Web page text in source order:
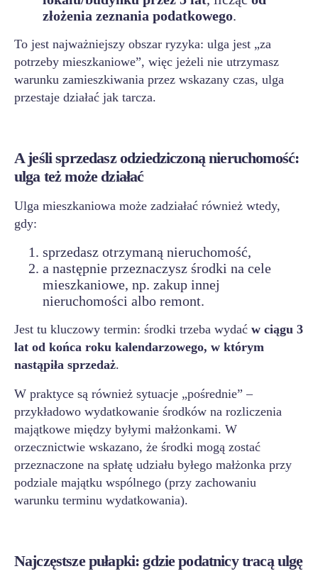
złożenia zeznania podatkowego.
To jest najważniejszy obszar ryzyka: ulga jest „za
potrzeby mieszkaniowe”, więc jeżeli nie utrzymasz
warunku zamieszkiwania przez wskazany czas, ulga
przestaje działać jak tarcza.
A jeśli sprzedasz odziedziczoną nieruchomość:
ulga też może działać
Ulga mieszkaniowa może zadziałać również wtedy,
gdy:
sprzedasz otrzymaną nieruchomość,
a następnie przeznaczysz środki na cele
mieszkaniowe, np. zakup innej
nieruchomości albo remont.
Jest tu kluczowy termin: środki trzeba wydać w ciągu 3
lat od końca roku kalendarzowego, w którym
nastąpiła sprzedaż.
W praktyce są również sytuacje „pośrednie” –
przykładowo wydatkowanie środków na rozliczenia
majątkowe między byłymi małżonkami. W
orzecznictwie wskazano, że środki mogą zostać
przeznaczone na spłatę udziału byłego małżonka przy
podziale majątku wspólnego (przy zachowaniu
warunku terminu wydatkowania).
Najczęstsze pułapki: gdzie podatnicy tracą ulgę